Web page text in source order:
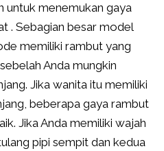
untuk menemukan gaya
. Sebagian besar model
memiliki rambut yang
Anda mungkin
Jika wanita itu memiliki
beberapa gaya rambut
Jika Anda memiliki wajah
pipi sempit dan kedua